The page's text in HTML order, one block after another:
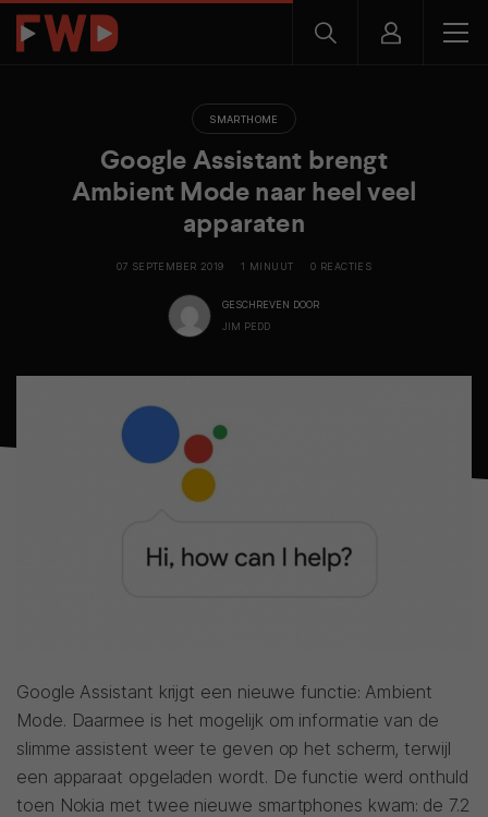
SMARTHOME
Google Assistant brengt
Ambient Mode naar heel veel
apparaten
07 SEPTEMBER 2019 1 MINUUT 0 REACTIES
GESCHREVEN DOOR
JIM PEDD
Google Assistant krijgt een nieuwe functie: Ambient
Mode. Daarmee is het mogelijk om informatie van de
slimme assistent weer te geven op het scherm, terwijl
een apparaat opgeladen wordt. De functie werd onthuld
toen Nokia met twee nieuwe smartphones kwam: de 7.2